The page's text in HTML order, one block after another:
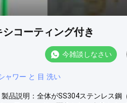
コーティング付き
今雑談しなさい
ャワー と 目 洗い
品説明：全体がSS304ステンレス鋼